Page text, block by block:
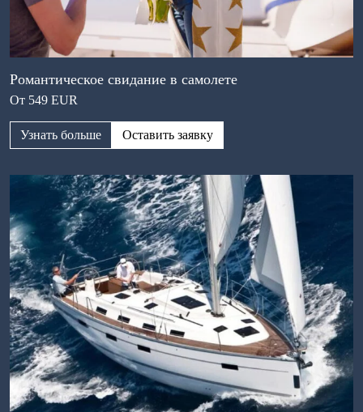
Романтическое свидание в самолете
От 549 EUR
Узнать больше Оставить заявку